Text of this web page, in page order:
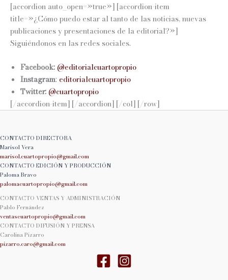
[accordion auto_open=»true»] [accordion-item
title=»¿Cómo puedo estar al tanto de las noticias, nuevas
publicaciones y presentaciones de la editorial?»]
Siguiéndonos en las redes sociales.
Facebook: @editorialcuartopropio
Instagram: editorialcuartopropio
Twitter: @cuartopropio
[/accordion-item] [/accordion] [/col] [/row]
CONTACTO DIRECTORA
Marisol Vera
marisol.cuartopropio@gmail.com
CONTACTO EDICIÓN Y PRODUCCIÓN
Paloma Bravo
palomacuartopropio@gmail.com
CONTACTO VENTAS Y ADMINISTRACIÓN
Pablo Fernández
ventascuartopropio@gmail.com
CONTACTO DIFUSIÓN Y PRENSA
Carolina Pizarro
pizarro.caro@gmail.com